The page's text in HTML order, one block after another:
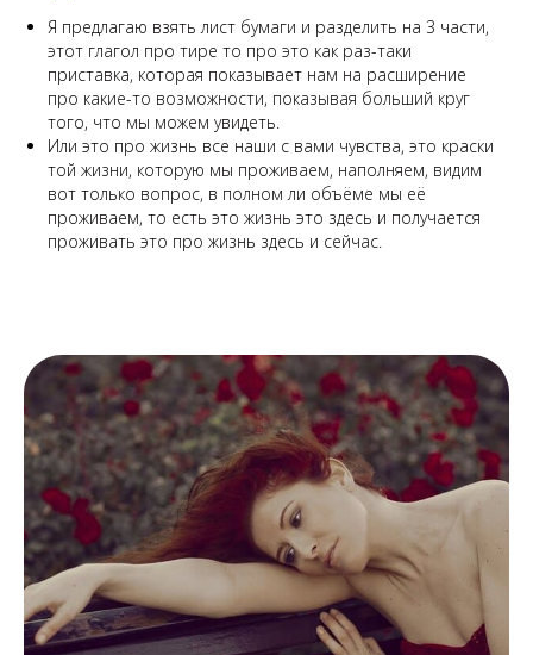
Я предлагаю взять лист бумаги и разделить на 3 части,
этот глагол про тире то про это как раз-таки
приставка, которая показывает нам на расширение
про какие-то возможности, показывая больший круг
того, что мы можем увидеть.
Или это про жизнь все наши с вами чувства, это краски
той жизни, которую мы проживаем, наполняем, видим
вот только вопрос, в полном ли объёме мы её
проживаем, то есть это жизнь это здесь и получается
проживать это про жизнь здесь и сейчас.